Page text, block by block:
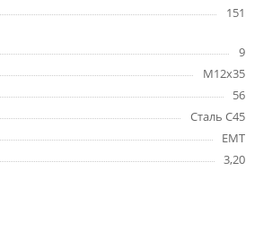
151
9
M12x35
56
Сталь C45
EMT
3,20